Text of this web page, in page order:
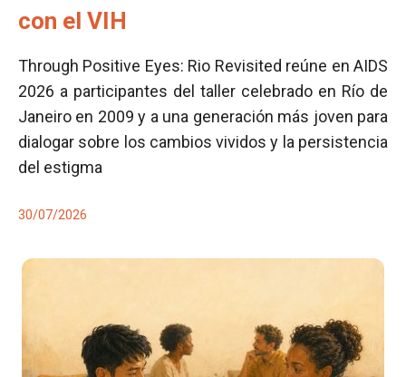
con el VIH
Through Positive Eyes: Rio Revisited reúne en AIDS
2026 a participantes del taller celebrado en Río de
Janeiro en 2009 y a una generación más joven para
dialogar sobre los cambios vividos y la persistencia
del estigma
30/07/2026